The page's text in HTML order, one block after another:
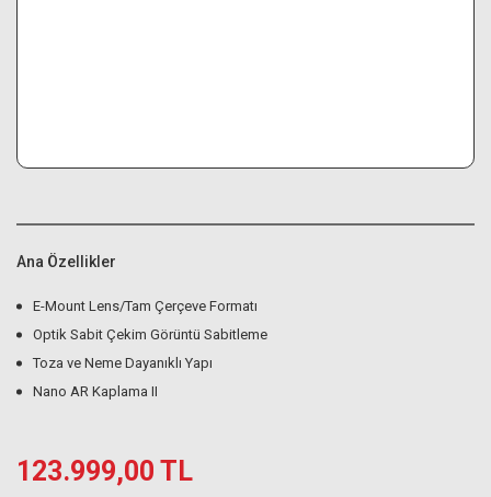
Ana Özellikler
E-Mount Lens/Tam Çerçeve Formatı
Optik Sabit Çekim Görüntü Sabitleme
Toza ve Neme Dayanıklı Yapı
Nano AR Kaplama II
123.999,00 TL